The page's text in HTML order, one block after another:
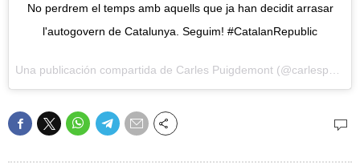
No perdrem el temps amb aquells que ja han decidit arrasar
l'autogovern de Catalunya. Seguim! #CatalanRepublic